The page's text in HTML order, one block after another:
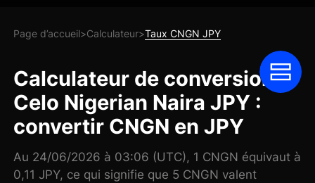
Page d’accueil>Calculateur>Taux CNGN JPY
Calculateur de conversion
Celo Nigerian Naira JPY :
convertir CNGN en JPY
Au 24/06/2026 à 03:06 (UTC), 1 CNGN équivaut à
0,11 JPY, ce qui signifie que 5 CNGN valent